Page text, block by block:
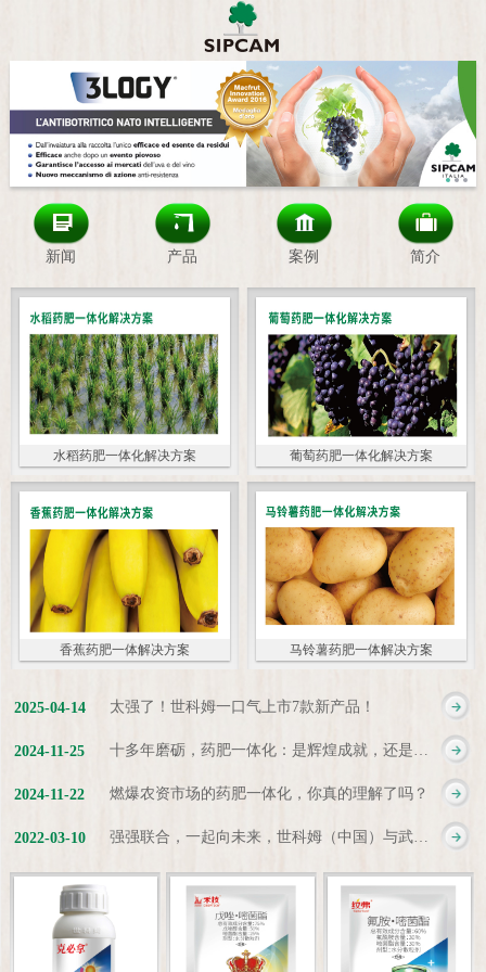
新闻 产品 案例 简介
水稻药肥一体化解决方案 葡萄药肥一体化解决方案
香蕉药肥一体解决方案 马铃薯药肥一体解决方案
太强了！世科姆一口气上市7款新产品！
2025-04-14
十多年磨砺，药肥一体化：是辉煌成就，还是新起点？
2024-11-25
燃爆农资市场的药肥一体化，你真的理解了吗？
2024-11-22
强强联合，一起向未来，世科姆（中国）与武汉科诺达成战略合作协议
2022-03-10